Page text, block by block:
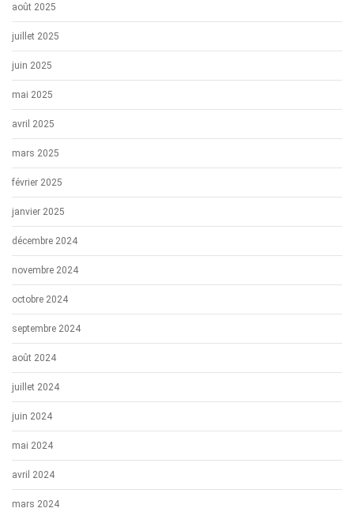
août 2025
juillet 2025
juin 2025
mai 2025
avril 2025
mars 2025
février 2025
janvier 2025
décembre 2024
novembre 2024
octobre 2024
septembre 2024
août 2024
juillet 2024
juin 2024
mai 2024
avril 2024
mars 2024